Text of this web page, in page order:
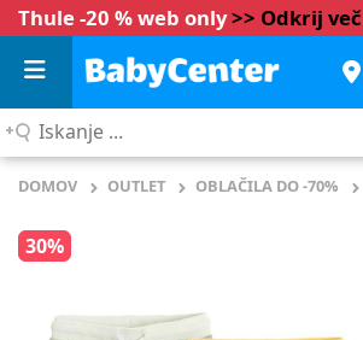
Thule -20 % web only>> Odkrij več
Iskanje
DOMOV OUTLET OBLAČILA DO -70%
30%